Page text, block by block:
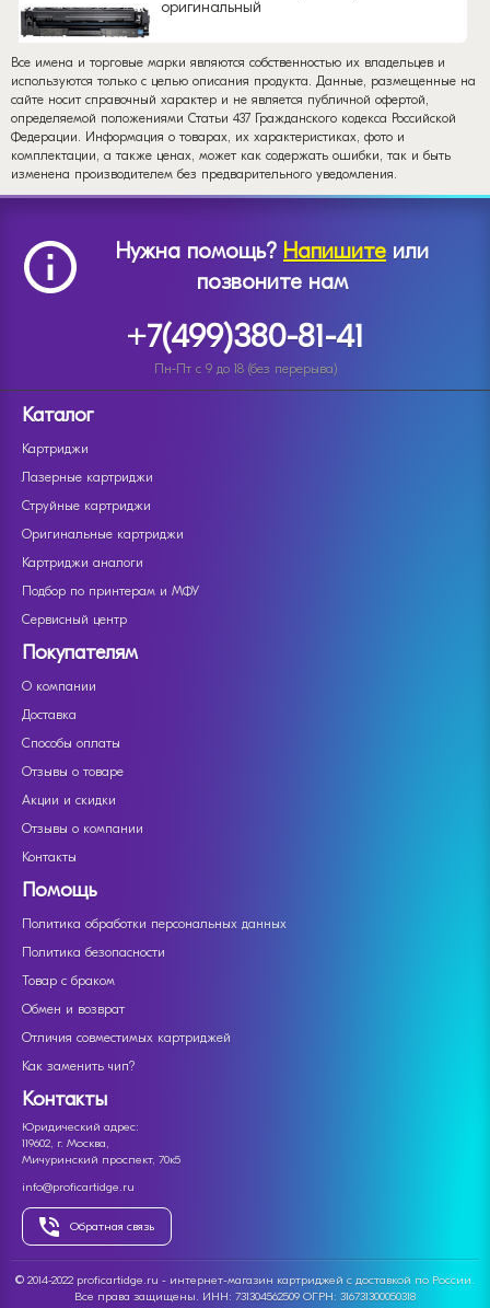
оригинальный
Все имена и торговые марки являются собственностью их владельцев и
используются только с целью описания продукта. Данные, размещенные на
сайте носит справочный характер и не является публичной офертой,
определяемой положениями Статьи 437 Гражданского кодекса Российской
Федерации. Информация о товарах, их характеристиках, фото и
комплектации, а также ценах, может как содержать ошибки, так и быть
изменена производителем без предварительного уведомления.
Нужна помощь? Напишите или
позвоните нам
+7(499)380-81-41
Пн-Пт с 9 до 18 (без перерыва)
Каталог
Картриджи
Лазерные картриджи
Струйные картриджи
Оригинальные картриджи
Картриджи аналоги
Подбор по принтерам и МФУ
Сервисный центр
Покупателям
О компании
Доставка
Способы оплаты
Отзывы о товаре
Акции и скидки
Отзывы о компании
Контакты
Помощь
Политика обработки персональных данных
Политика безопасности
Товар с браком
Обмен и возврат
Отличия совместимых картриджей
Как заменить чип?
Контакты
Юридический адрес:
119602, г. Москва,
Мичуринский проспект, 70к5
info@proficartidge.ru
Обратная связь
© 2014-2022 proficartidge.ru - интернет-магазин картриджей с доставкой по России.
Все права защищены. ИНН: 731304562509 ОГРН: 316731300050318